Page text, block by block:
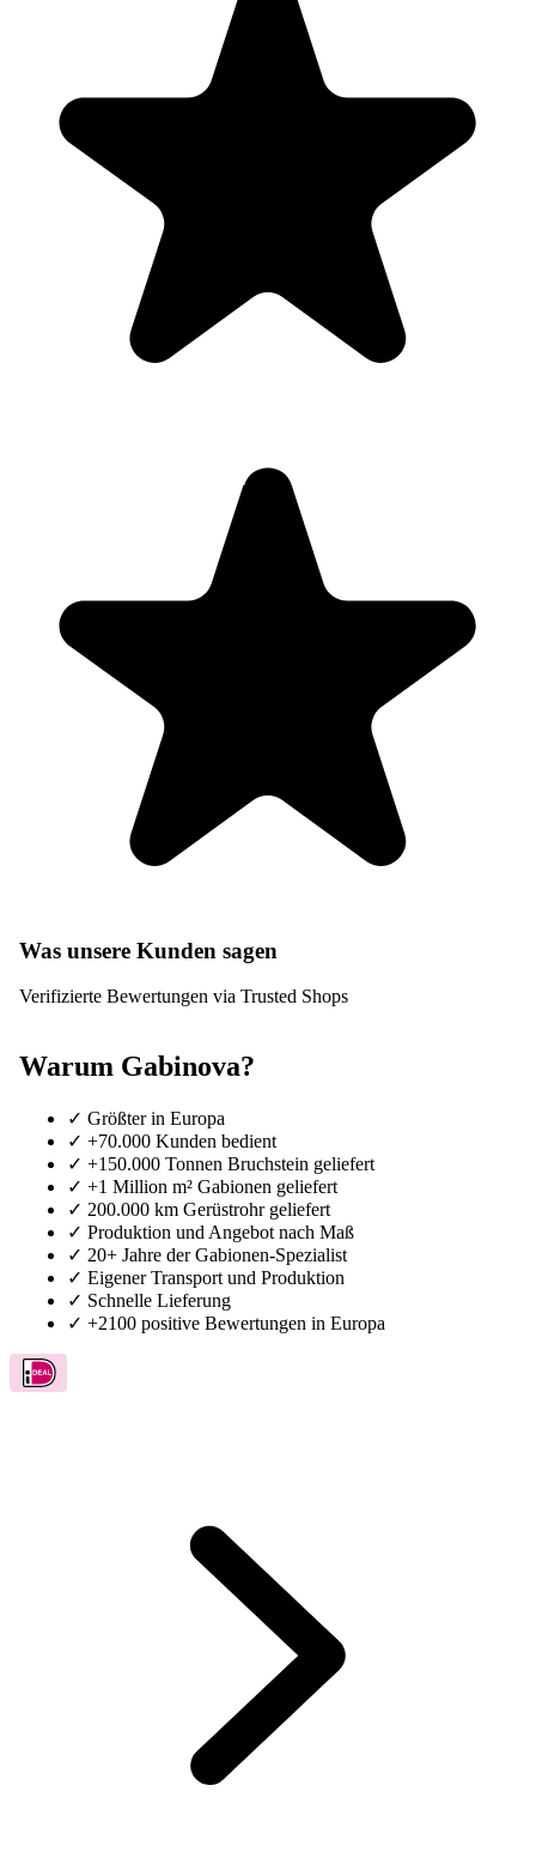
Verifizierte Bewertungen via Trusted Shops
+70.000 Kunden bedient
✓
+150.000 Tonnen Bruchstein geliefert
✓
+1 Million m² Gabionen geliefert
✓
200.000 km Gerüstrohr geliefert
✓
Produktion und Angebot nach Maß
✓
20+ Jahre der Gabionen-Spezialist
✓
Eigener Transport und Produktion
✓
Schnelle Lieferung
✓
+2100 positive Bewertungen in Europa